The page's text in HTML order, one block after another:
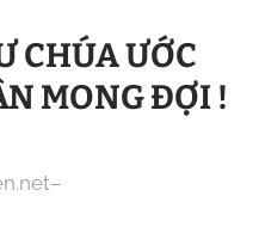
CHÚA ƯỚC
MONG ĐỢI !
–